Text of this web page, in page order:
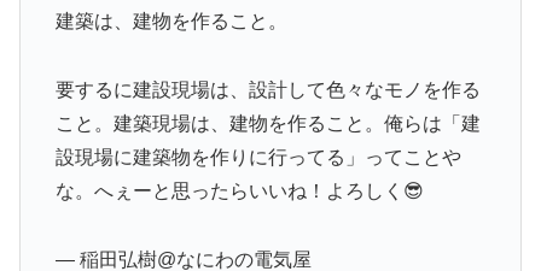
建築は、建物を作ること。
要するに建設現場は、設計して色々なモノを作る
こと。建築現場は、建物を作ること。俺らは「建
設現場に建築物を作りに行ってる」ってことや
な。へぇーと思ったらいいね！よろしく😎
— 稲田弘樹@なにわの電気屋